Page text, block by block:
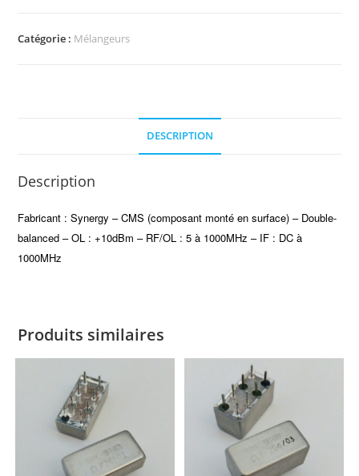
SLD-
Catégorie : Mélangeurs
DESCRIPTION
Description
Fabricant : Synergy – CMS (composant monté en surface) – Double-
balanced – OL : +10dBm – RF/OL : 5 à 1000MHz – IF : DC à
1000MHz
Produits similaires